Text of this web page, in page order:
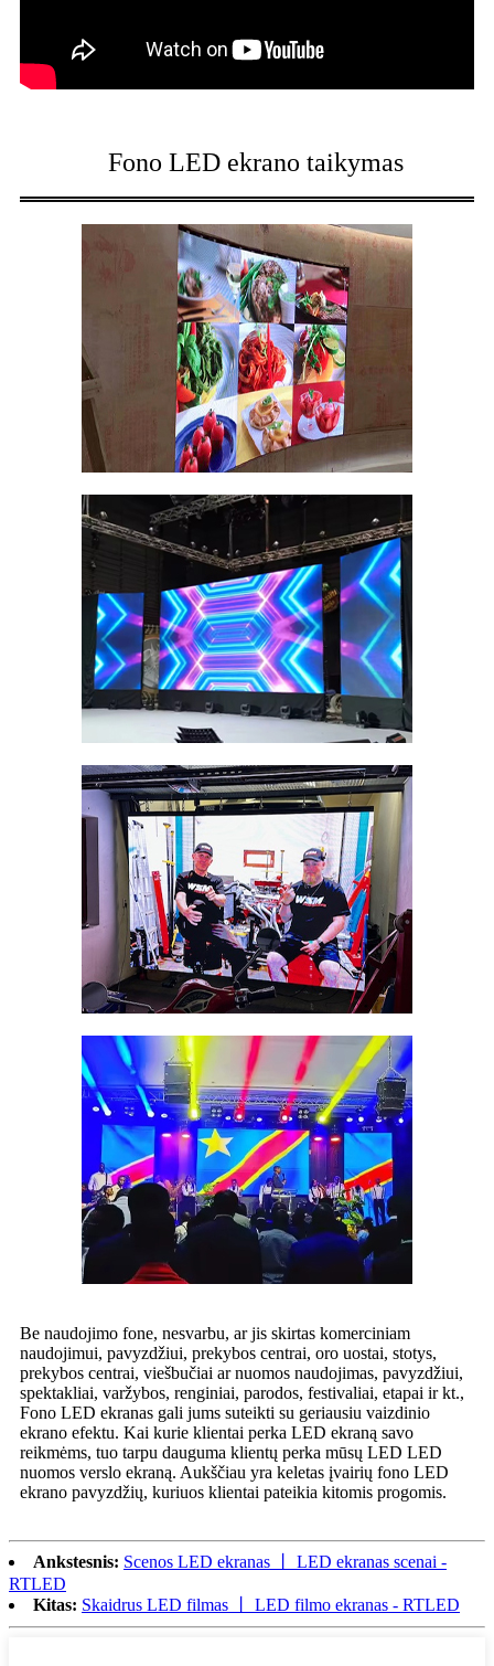
Fono LED ekrano taikymas
Be naudojimo fone, nesvarbu, ar jis skirtas komerciniam
naudojimui, pavyzdžiui, prekybos centrai, oro uostai, stotys,
prekybos centrai, viešbučiai ar nuomos naudojimas, pavyzdžiui,
spektakliai, varžybos, renginiai, parodos, festivaliai, etapai ir kt.,
Fono LED ekranas gali jums suteikti su geriausiu vaizdinio
ekrano efektu. Kai kurie klientai perka LED ekraną savo
reikmėms, tuo tarpu dauguma klientų perka mūsų LED LED
nuomos verslo ekraną. Aukščiau yra keletas įvairių fono LED
ekrano pavyzdžių, kuriuos klientai pateikia kitomis progomis.
Ankstesnis: Scenos LED ekranas 丨 LED ekranas scenai -
RTLED
Kitas: Skaidrus LED filmas 丨 LED filmo ekranas - RTLED